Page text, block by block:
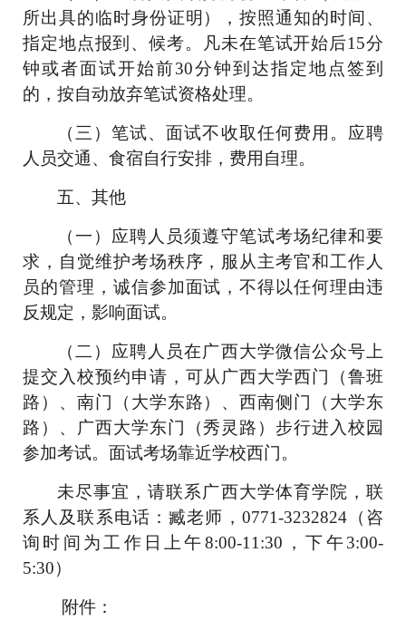
所出具的临时身份证明），按照通知的时间、
指定地点报到、候考。凡未在笔试开始后15分
钟或者面试开始前30分钟到达指定地点签到
的，按自动放弃笔试资格处理。
（三）笔试、面试不收取任何费用。应聘
人员交通、食宿自行安排，费用自理。
五、其他
（一）应聘人员须遵守笔试考场纪律和要
求，自觉维护考场秩序，服从主考官和工作人
员的管理，诚信参加面试，不得以任何理由违
反规定，影响面试。
（二）应聘人员在广西大学微信公众号上
提交入校预约申请，可从广西大学西门（鲁班
路）、南门（大学东路）、西南侧门（大学东
路）、广西大学东门（秀灵路）步行进入校园
参加考试。面试考场靠近学校西门。
未尽事宜，请联系广西大学体育学院，联
系人及联系电话：臧老师， 0771-3232824（咨
询时间为工作日上午8:00-11:30，下午3:00-
5:30）
附件：